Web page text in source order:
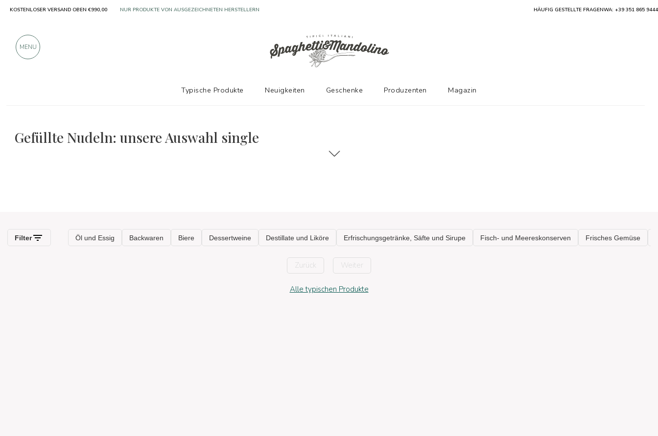
Gefüllte Nudeln: unsere Auswahl single
Zurück Weiter
Alle typischen Produkte
KOSTENLOSER VERSAND OBEN €990,00 NUR PRODUKTE VON AUSGEZEICHNETEN HERSTELLERN HÄUFIG GESTELLTE FRAGENWA: +39 351 865 9444
MENU
Typische Produkte Neuigkeiten Geschenke Produzenten Magazin